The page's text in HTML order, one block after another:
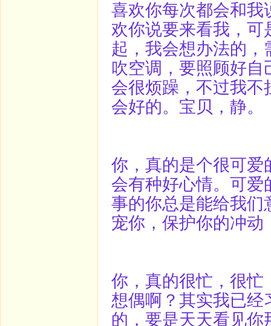
喜欢你每次都会和我
欢你说要来看我，
起，我会想办法的
吹空调，要照顾好
会很烦躁，不过我不
会好的。宝贝，静。
你，真的是个很可爱
会有种好心情。可爱
事的你总是能给我们
宠你，保护你的冲
你，真的很忙，很忙
想偶啊？其实我已经
的，要是天天看见